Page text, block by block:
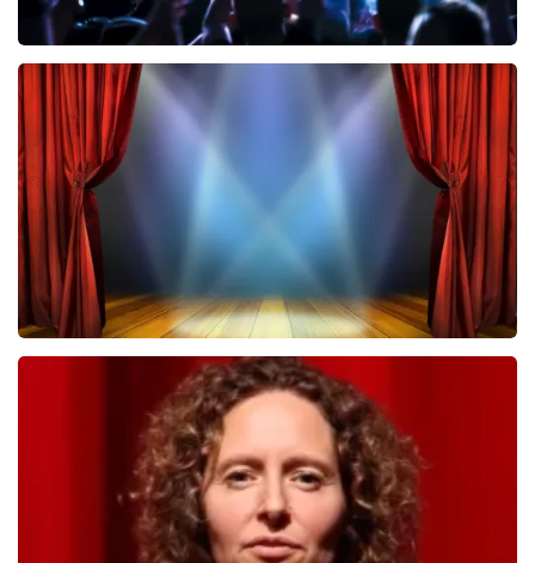
Megadeth
443 laatste 30 minuten
BESTEL NU
40 45 De Musical
laatste 30 minuten
BESTEL NU